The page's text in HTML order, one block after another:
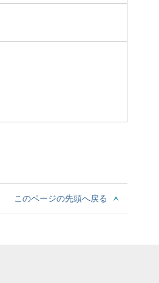
このページの先頭へ戻る